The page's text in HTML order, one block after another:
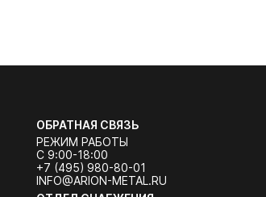
ОБРАТНАЯ СВЯЗЬ
РЕЖИМ РАБОТЫ
С 9:00-18:00
+7 (495) 980-80-01
INFO@ARION-METAL.RU